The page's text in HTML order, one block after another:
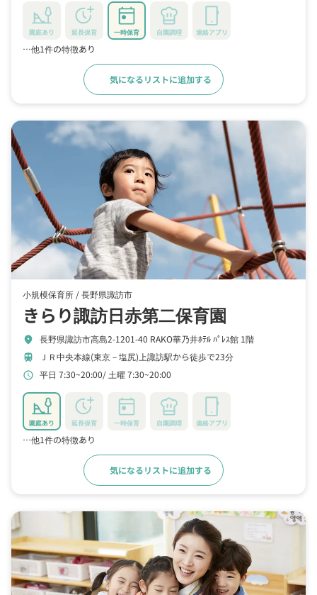
園庭あり 延長保育 一時保育 自園調理 連絡アプリ
…他1件の特徴あり
気になるリストに追加する
小規模保育所 /長野県諏訪市
きらり諏訪日赤第二保育園
location_on 長野県諏訪市高島2-1201-40 RAKO華乃井ﾎﾃﾙ ﾊﾟﾚｽ館 1階
train ＪＲ中央本線(東京－塩尻)上諏訪駅から徒歩で23分
schedule 平日 7:30~20:00 土曜 7:30~20:00
園庭あり 延長保育 一時保育 自園調理 連絡アプリ
…他1件の特徴あり
気になるリストに追加する